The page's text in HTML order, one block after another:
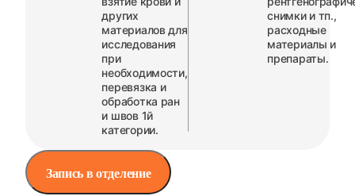
других
материалов для
исследования
при
необходимости,
перевязка и
обработка ран
и швов 1й
категории.
снимки и тп.,
расходные
материалы и
препараты.
Запись в отделение